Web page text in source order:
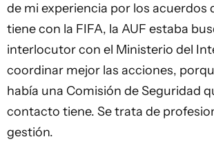
de mi experiencia por los acuerdos
tiene con la FIFA, la AUF estaba
interlocutor con el Ministerio del
coordinar mejor las acciones,
había una Comisión de Seguridad
contacto tiene. Se trata de
gestión.